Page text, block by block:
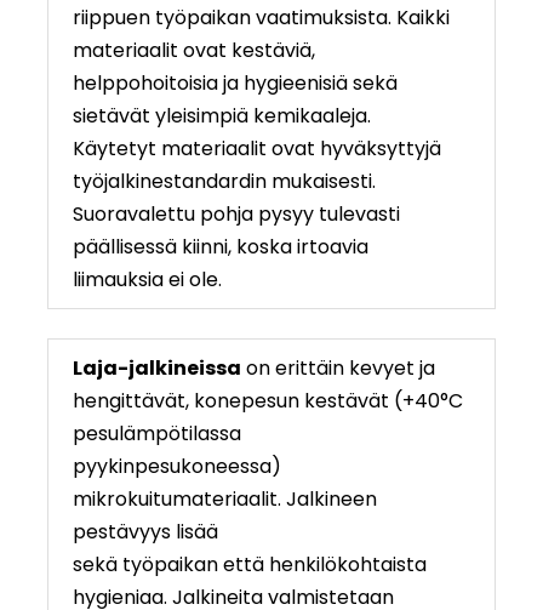
riippuen työpaikan vaatimuksista. Kaikki
materiaalit ovat kestäviä,
helppohoitoisia ja hygieenisiä sekä
sietävät yleisimpiä kemikaaleja.
Käytetyt materiaalit ovat hyväksyttyjä
työjalkinestandardin mukaisesti.
Suoravalettu pohja pysyy tulevasti
päällisessä kiinni, koska irtoavia
liimauksia ei ole.
Laja-jalkineissa on erittäin kevyet ja
hengittävät, konepesun kestävät (+40°C
pesulämpötilassa
pyykinpesukoneessa)
mikrokuitumateriaalit. Jalkineen
pestävyys lisää
sekä työpaikan että henkilökohtaista
hygieniaa. Jalkineita valmistetaan